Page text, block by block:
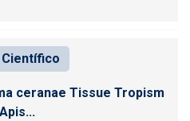
ceranae Tissue Tropism